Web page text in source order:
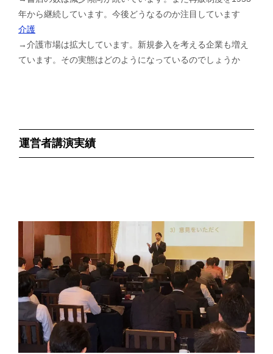
年から継続しています。今後どうなるのか注目しています
介護
→介護市場は拡大しています。新規参入を考える企業も増え
ています。その実態はどのようになっているのでしょうか
運営者講演実績